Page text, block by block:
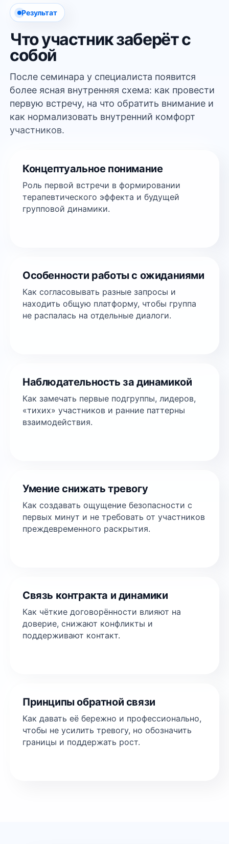
Результат
Что участник заберёт с
собой
После семинара у специалиста появится
более ясная внутренняя схема: как провести
первую встречу, на что обратить внимание и
как нормализовать внутренний комфорт
участников.
Концептуальное понимание
Роль первой встречи в формировании
терапевтического эффекта и будущей
групповой динамики.
Особенности работы с ожиданиями
Как согласовывать разные запросы и
находить общую платформу, чтобы группа
не распалась на отдельные диалоги.
Наблюдательность за динамикой
Как замечать первые подгруппы, лидеров,
«тихих» участников и ранние паттерны
взаимодействия.
Умение снижать тревогу
Как создавать ощущение безопасности с
первых минут и не требовать от участников
преждевременного раскрытия.
Связь контракта и динамики
Как чёткие договорённости влияют на
доверие, снижают конфликты и
поддерживают контакт.
Принципы обратной связи
Как давать её бережно и профессионально,
чтобы не усилить тревогу, но обозначить
границы и поддержать рост.